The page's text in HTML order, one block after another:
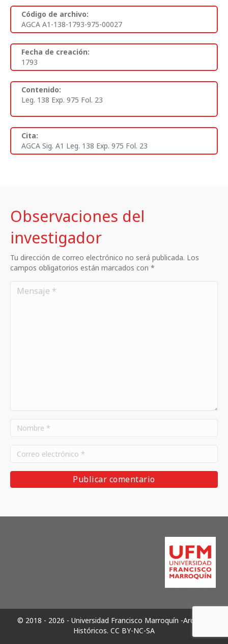
Código de archivo:
AGCA A1-138-1793-975-00027
Fecha de creación:
1793
Contenido:
Leg. 138 Exp. 975 Fol. 23
Cita:
AGCA Sig. A1 Leg. 138 Exp. 975 Fol. 23
Observaciones del
investigador
Tu dirección de correo electrónico no será publicada. Los
campos obligatorios están marcados con *
© 2018 - 2026 - Universidad Francisco Marroquín -Archivos
Históricos. CC BY-NC-SA